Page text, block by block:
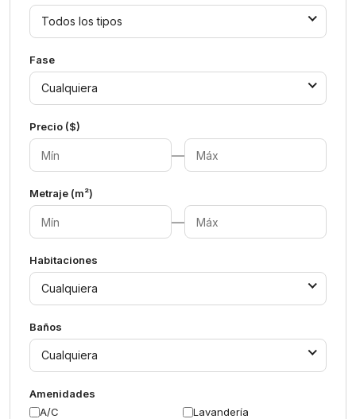
Todos los tipos
Fase
Cualquiera
Precio ($)
—
Metraje (m²)
—
Habitaciones
Cualquiera
Baños
Cualquiera
Amenidades
A/C
Lavandería